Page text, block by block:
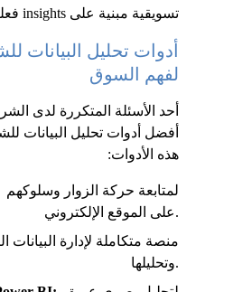
تسويقية مبنية على insights فعلية.
أدوات تحليل البيانات
لفهم السوق
أحد الأسئلة المتكررة لدى
أفضل أدوات تحليل البيانات
هذه الأدوات:
على الموقع الإلكتروني.
وتحليلها.